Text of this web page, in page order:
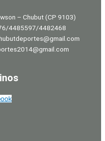
– Chubut (CP 9103)
4485597/4482468